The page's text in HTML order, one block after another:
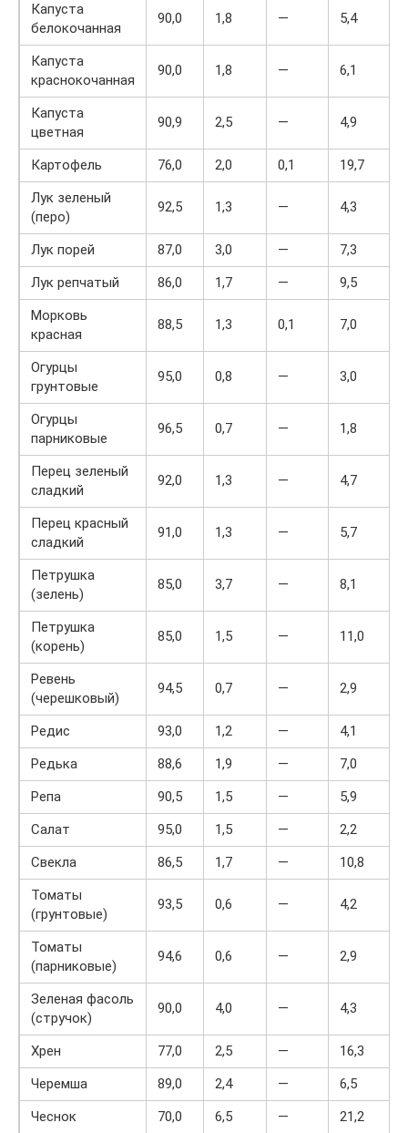
Капуста
белокочанная
90,0 1,8 — 5,4
Капуста
краснокочанная
90,0 1,8 — 6,1
Капуста
цветная
90,9 2,5 — 4,9
Картофель 76,0 2,0 0,1
19,7
Лук зеленый
(перо)
92,5 1,3 — 4,3
Лук порей 87,0 3,0 —
7,3
Лук репчатый
86,0 1,7 —
9,5
Морковь
красная
88,5 1,3 0,1 7,0
Огурцы
грунтовые
95,0 0,8 — 3,0
Огурцы
парниковые
96,5 0,7 — 1,8
Перец зеленый
сладкий
92,0 1,3 — 4,7
Перец красный
сладкий
91,0 1,3 — 5,7
Петрушка
(зелень)
85,0 3,7 — 8,1
Петрушка
(корень)
85,0 1,5 — 11,0
Ревень
(черешковый)
94,5 0,7 — 2,9
Редис 93,0 1,2 —
4,1
Редька
88,6 1,9 —
7,0
Репа
90,5 1,5 —
5,9
Салат
95,0 1,5 —
2,2
Свекла
86,5 1,7 —
10,8
Томаты
(грунтовые)
93,5 0,6 — 4,2
Томаты
(парниковые)
94,6 0,6 — 2,9
Зеленая фасоль
(стручок)
90,0 4,0 — 4,3
Хрен 77,0 2,5 —
16,3
Черемша
89,0 2,4 —
6,5
Чеснок
70,0 6,5 — 21,2